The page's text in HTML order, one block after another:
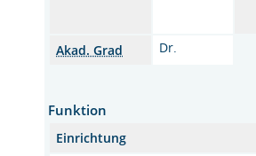
Akad. Grad Dr.
Funktion
Einrichtung